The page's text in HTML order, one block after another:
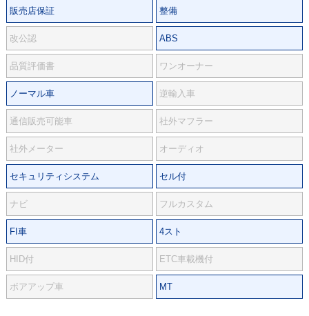
販売店保証 整備
改公認 ABS
品質評価書 ワンオーナー
ノーマル車 逆輸入車
通信販売可能車 社外マフラー
社外メーター オーディオ
セキュリティシステム セル付
ナビ フルカスタム
FI車 4スト
HID付 ETC車載機付
ボアアップ車 MT